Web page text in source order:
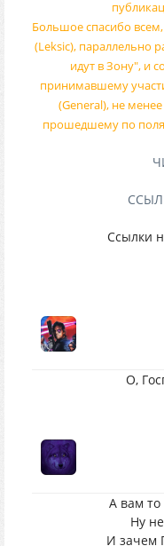
Большое спасибо
(Leksic), параллельно
идут в Зону", и
принимавшему
(General), не
прошедшему по
Ссылки
О,
А вам то
Ну
И зачем